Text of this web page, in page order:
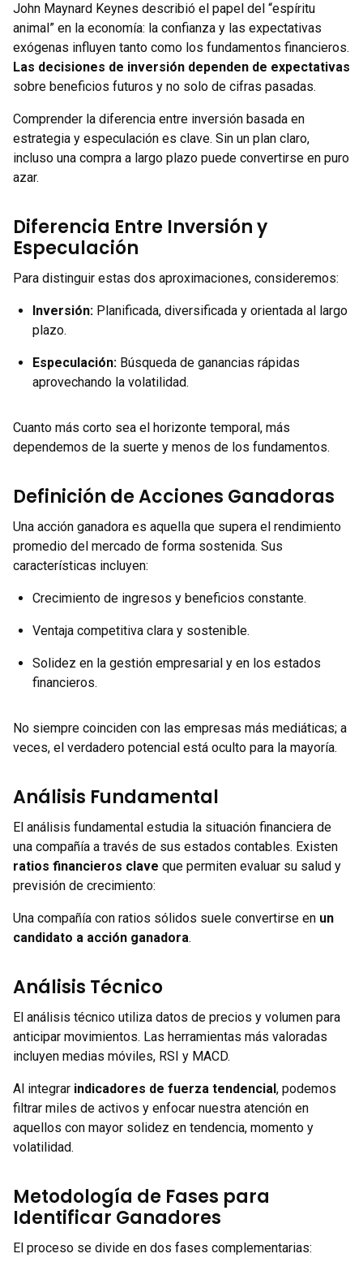
John Maynard Keynes describió el papel del “espíritu
animal” en la economía: la confianza y las expectativas
exógenas influyen tanto como los fundamentos financieros.
Las decisiones de inversión dependen de expectativas
sobre beneficios futuros y no solo de cifras pasadas.
Comprender la diferencia entre inversión basada en
estrategia y especulación es clave. Sin un plan claro,
incluso una compra a largo plazo puede convertirse en puro
azar.
Diferencia Entre Inversión y
Especulación
Para distinguir estas dos aproximaciones, consideremos:
Inversión: Planificada, diversificada y orientada al largo
plazo.
Especulación: Búsqueda de ganancias rápidas
aprovechando la volatilidad.
Cuanto más corto sea el horizonte temporal, más
dependemos de la suerte y menos de los fundamentos.
Definición de Acciones Ganadoras
Una acción ganadora es aquella que supera el rendimiento
promedio del mercado de forma sostenida. Sus
características incluyen:
Crecimiento de ingresos y beneficios constante.
Ventaja competitiva clara y sostenible.
Solidez en la gestión empresarial y en los estados
financieros.
No siempre coinciden con las empresas más mediáticas; a
veces, el verdadero potencial está oculto para la mayoría.
Análisis Fundamental
El análisis fundamental estudia la situación financiera de
una compañía a través de sus estados contables. Existen
ratios financieros clave que permiten evaluar su salud y
previsión de crecimiento:
Una compañía con ratios sólidos suele convertirse en un
candidato a acción ganadora.
Análisis Técnico
El análisis técnico utiliza datos de precios y volumen para
anticipar movimientos. Las herramientas más valoradas
incluyen medias móviles, RSI y MACD.
Al integrar indicadores de fuerza tendencial, podemos
filtrar miles de activos y enfocar nuestra atención en
aquellos con mayor solidez en tendencia, momento y
volatilidad.
Metodología de Fases para
Identificar Ganadores
El proceso se divide en dos fases complementarias: